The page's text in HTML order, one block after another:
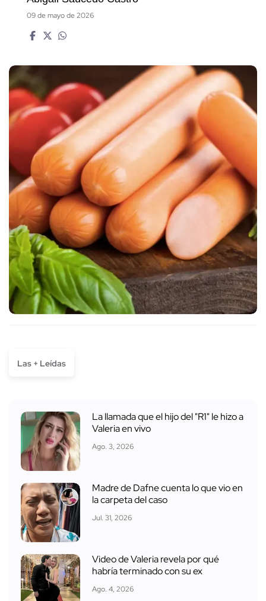
09 de mayo de 2026
Las + Leídas
La llamada que el hijo del "R1" le hizo a
Valeria en vivo
Ago. 3, 2026
Madre de Dafne cuenta lo que vio en
la carpeta del caso
Jul. 31, 2026
Video de Valeria revela por qué
habría terminado con su ex
Ago. 4, 2026